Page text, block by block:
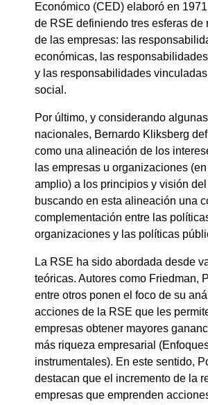
Económico (CED) elaboró en
de RSE definiendo tres esferas de
de las empresas: las
económicas, las
y las responsabilidades
social.
Por último, y considerando
nacionales, Bernardo Kliksberg
como una alineación de los
las empresas u organizaciones
amplio) a los principios y visión
buscando en esta alineación una
complementación entre las
organizaciones y las políticas
La RSE ha sido abordada desde
teóricas. Autores como Friedman,
entre otros ponen el foco de su
acciones de la RSE que les
empresas obtener mayores
más riqueza empresarial
instrumentales). En este sentido,
destacan que el incremento de la
empresas que emprenden